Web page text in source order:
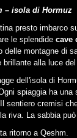
– isola di Hormuz
presto imbarco
le splendide cave
delle montagne di
brillante alla luce
dell'isola di
spiaggia ha una
sentiero cremisi
riva. La sabbia
ritorno a Qeshm.